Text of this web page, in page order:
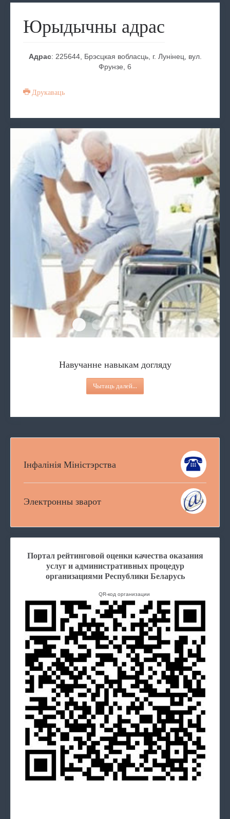
Юрыдычны адрас
Адрас: 225644, Брэсцкая вобласць, г. Лунінец, вул.
Фрунзе, 6
Друкаваць
Навучанне навыкам догляду
Паслуга дзённы нагляд
Паслугі дзённага знаходжання
Паслуга персанальнага
Паслуга гуртковай
Навучанне навыкам догляду
Чытаць далей...
Інфалінія Міністэрства
Электронны зварот
Портал рейтинговой оценки качества оказания
услуг и административных процедур
организациями Республики Беларусь
QR-код организации